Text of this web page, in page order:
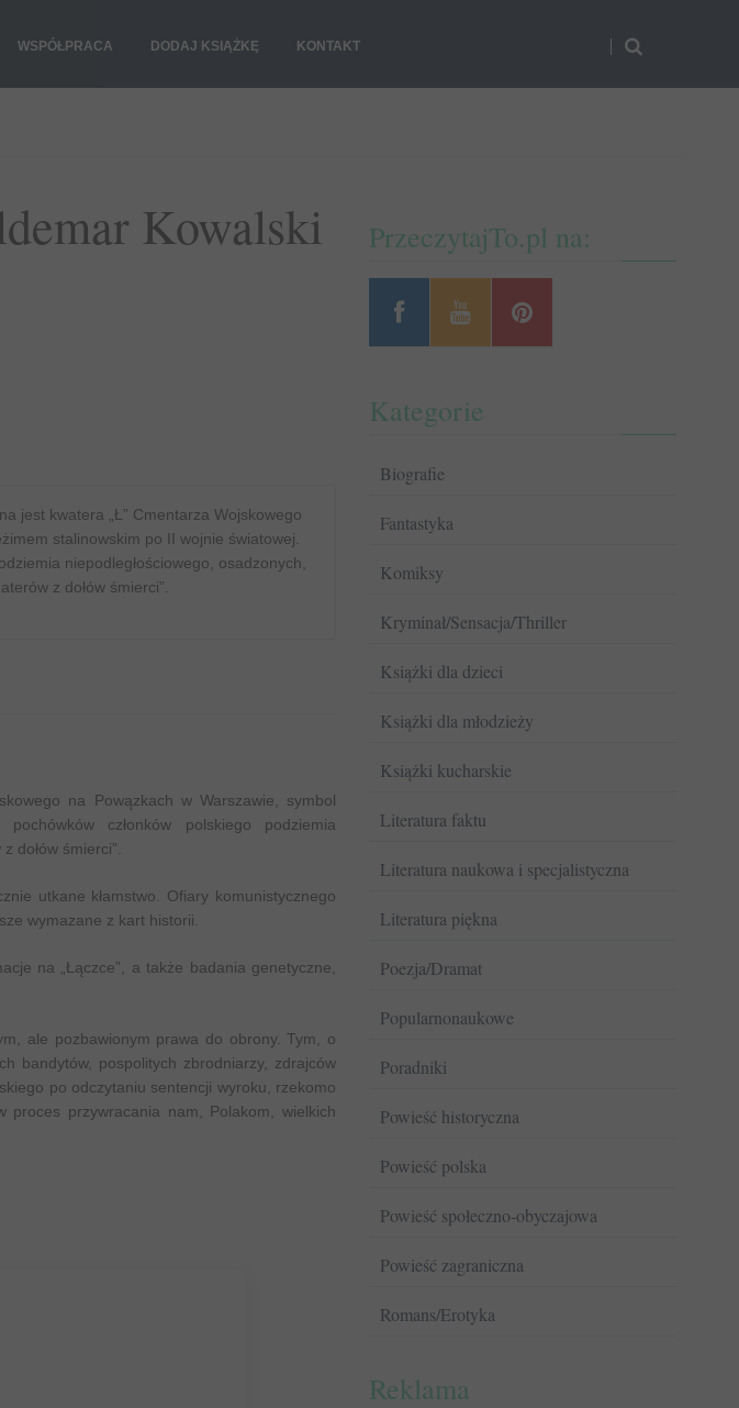
WSPÓŁPRACA DODAJ KSIĄŻKĘ KONTAKT
Kowalski
jest kwatera „Ł” Cmentarza Wojskowego
stalinowskim po II wojnie światowej.
niepodległościowego, osadzonych,
z dołów śmierci”.
na Powązkach w Warszawie, symbol
członków polskiego podziemia
dołów śmierci”.
utkane kłamstwo. Ofiary komunistycznego
wymazane z kart historii.
na „Łączce”, a także badania genetyczne,
ale pozbawionym prawa do obrony. Tym, o
bandytów, pospolitych zbrodniarzy, zdrajców
po odczytaniu sentencji wyroku, rzekomo
proces przywracania nam, Polakom, wielkich
PrzeczytajTo.pl na:
Kategorie
Biografie
Fantastyka
Komiksy
Kryminał/Sensacja/Thriller
Książki dla dzieci
Książki dla młodzieży
Książki kucharskie
Literatura faktu
Literatura naukowa i specjalistyczna
Literatura piękna
Poezja/Dramat
Popularnonaukowe
Poradniki
Powieść historyczna
Powieść polska
Powieść społeczno-obyczajowa
Powieść zagraniczna
Romans/Erotyka
Reklama